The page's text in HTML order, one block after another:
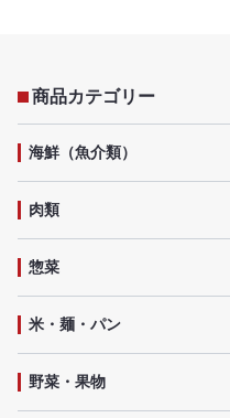
商品カテゴリー
海鮮（魚介類）
肉類
惣菜
米・麺・パン
野菜・果物